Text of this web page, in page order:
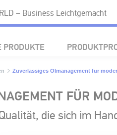
– Business Leichtgemacht
PRODUKTE
Zuverlässiges Ölmanagement für
FÜR
die sich im